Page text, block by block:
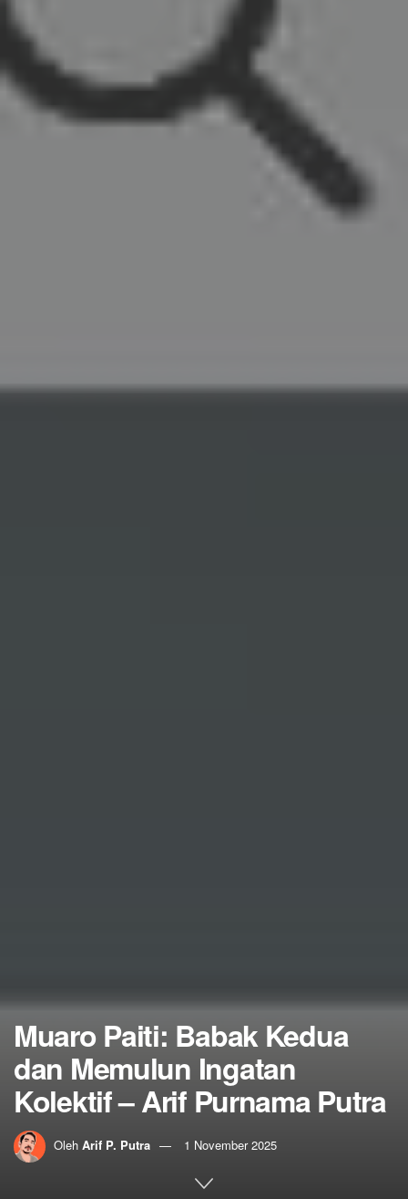
Muaro Paiti: Babak Kedua
dan Memulun Ingatan
Kolektif – Arif Purnama Putra
Oleh Arif P. Putra 1 November 2025